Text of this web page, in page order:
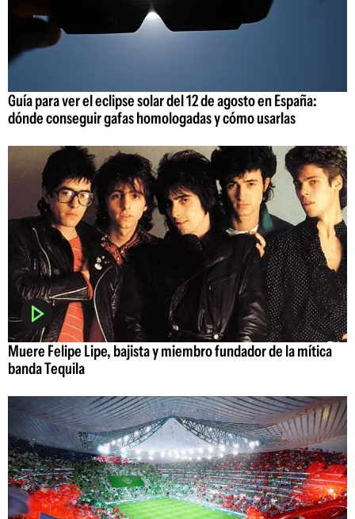
Guía para ver el eclipse solar del 12 de agosto en España:
dónde conseguir gafas homologadas y cómo usarlas
Muere Felipe Lipe, bajista y miembro fundador de la mítica
banda Tequila